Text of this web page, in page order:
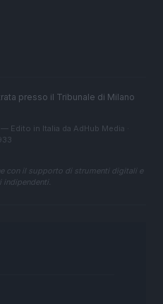
presso il Tribunale di Milano
Edito in Italia da AdHub Media
con il supporto di strumenti digitali e
indipendenti.